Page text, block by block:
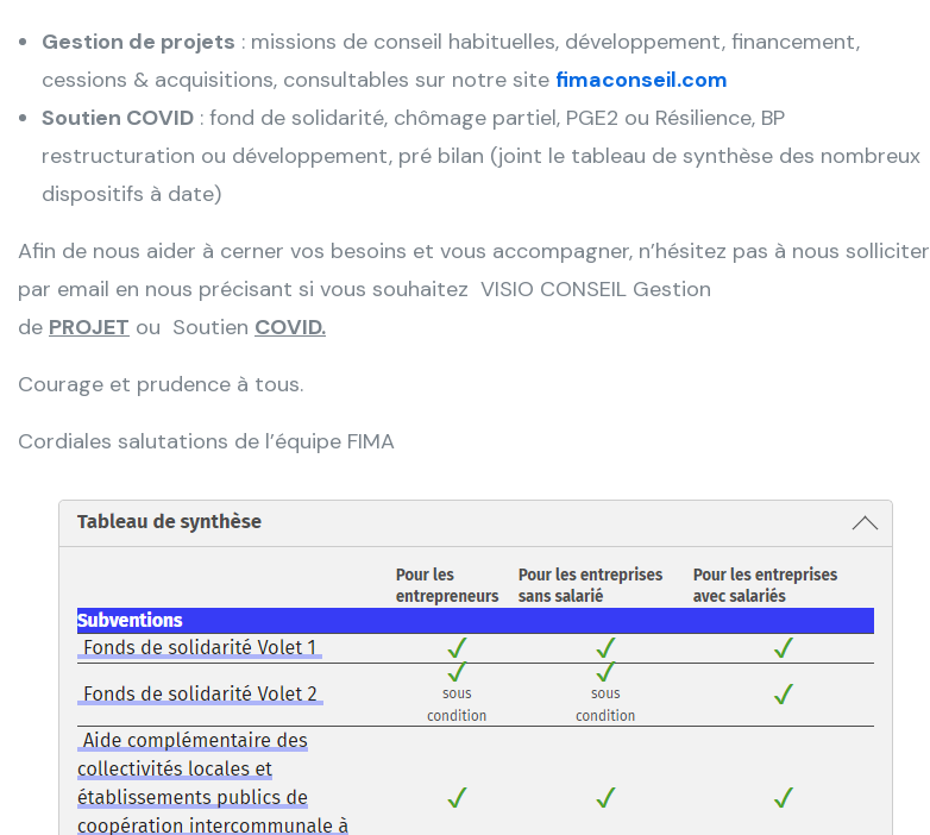
Gestion de projets : missions de conseil habituelles, développement, financement,
cessions & acquisitions, consultables sur notre site fimaconseil.com
Soutien COVID : fond de solidarité, chômage partiel, PGE2 ou Résilience, BP
restructuration ou développement, pré bilan (joint le tableau de synthèse des nombreux
dispositifs à date)
Afin de nous aider à cerner vos besoins et vous accompagner, n’hésitez pas à nous solliciter
par email en nous précisant si vous souhaitez VISIO CONSEIL Gestion
de PROJET ou Soutien COVID.
Courage et prudence à tous.
Cordiales salutations de l’équipe FIMA